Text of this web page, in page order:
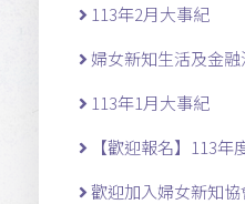
113年2月大事紀
婦女新知生活及金
113年1月大事紀
【歡迎報名】113年
歡迎加入婦女新知協